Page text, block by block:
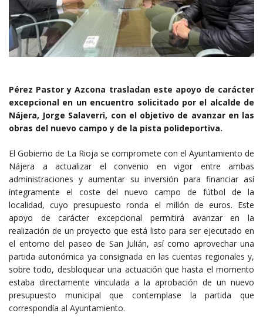
Pérez Pastor y Azcona trasladan este apoyo de carácter
excepcional en un encuentro solicitado por el alcalde de
Nájera, Jorge Salaverri, con el objetivo de avanzar en las
obras del nuevo campo y de la pista polideportiva.
El Gobierno de La Rioja se compromete con el Ayuntamiento de
Nájera a actualizar el convenio en vigor entre ambas
administraciones y aumentar su inversión para financiar así
íntegramente el coste del nuevo campo de fútbol de la
localidad, cuyo presupuesto ronda el millón de euros. Este
apoyo de carácter excepcional permitirá avanzar en la
realización de un proyecto que está listo para ser ejecutado en
el entorno del paseo de San Julián, así como aprovechar una
partida autonómica ya consignada en las cuentas regionales y,
sobre todo, desbloquear una actuación que hasta el momento
estaba directamente vinculada a la aprobación de un nuevo
presupuesto municipal que contemplase la partida que
correspondía al Ayuntamiento.